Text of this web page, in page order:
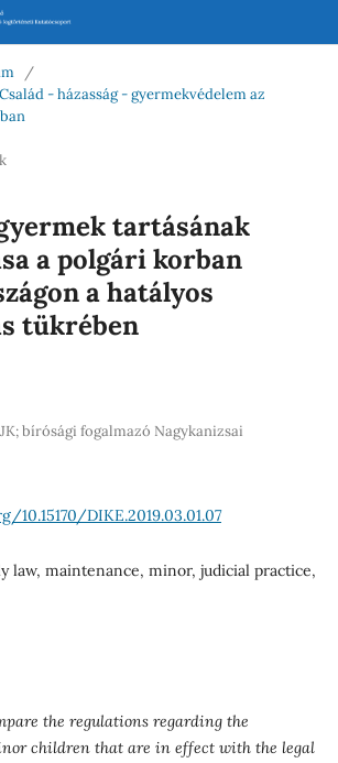
/
Család - házasság - gyermekvédelem az
tartásának
a polgári korban
a hatályos
tükrében
bírósági fogalmazó Nagykanizsai
10.15170/DIKE.2019.03.01.07
law, maintenance, minor, judicial practice,
the regulations regarding the
children that are in effect with the legal